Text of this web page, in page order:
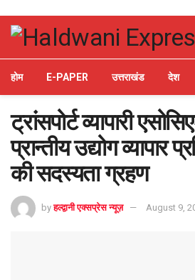
होम E-PAPER उत्तराखंड देश
ट्रांसपोर्ट व्यापारी
प्रान्तीय उद्योग व्यापार
की सदस्यता ग्रहण
by हल्द्वानी एक्सप्रेस न्यूज़ August 9,